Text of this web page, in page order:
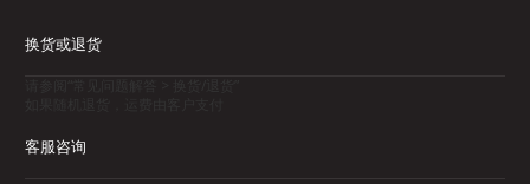
换货或退货
客服咨询